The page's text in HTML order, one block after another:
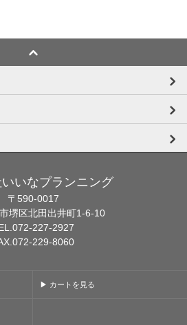
いなプランニング
〒590-0017
堺区北田出井町1-6-10
227-2927
229-8060
▶ カートを見る